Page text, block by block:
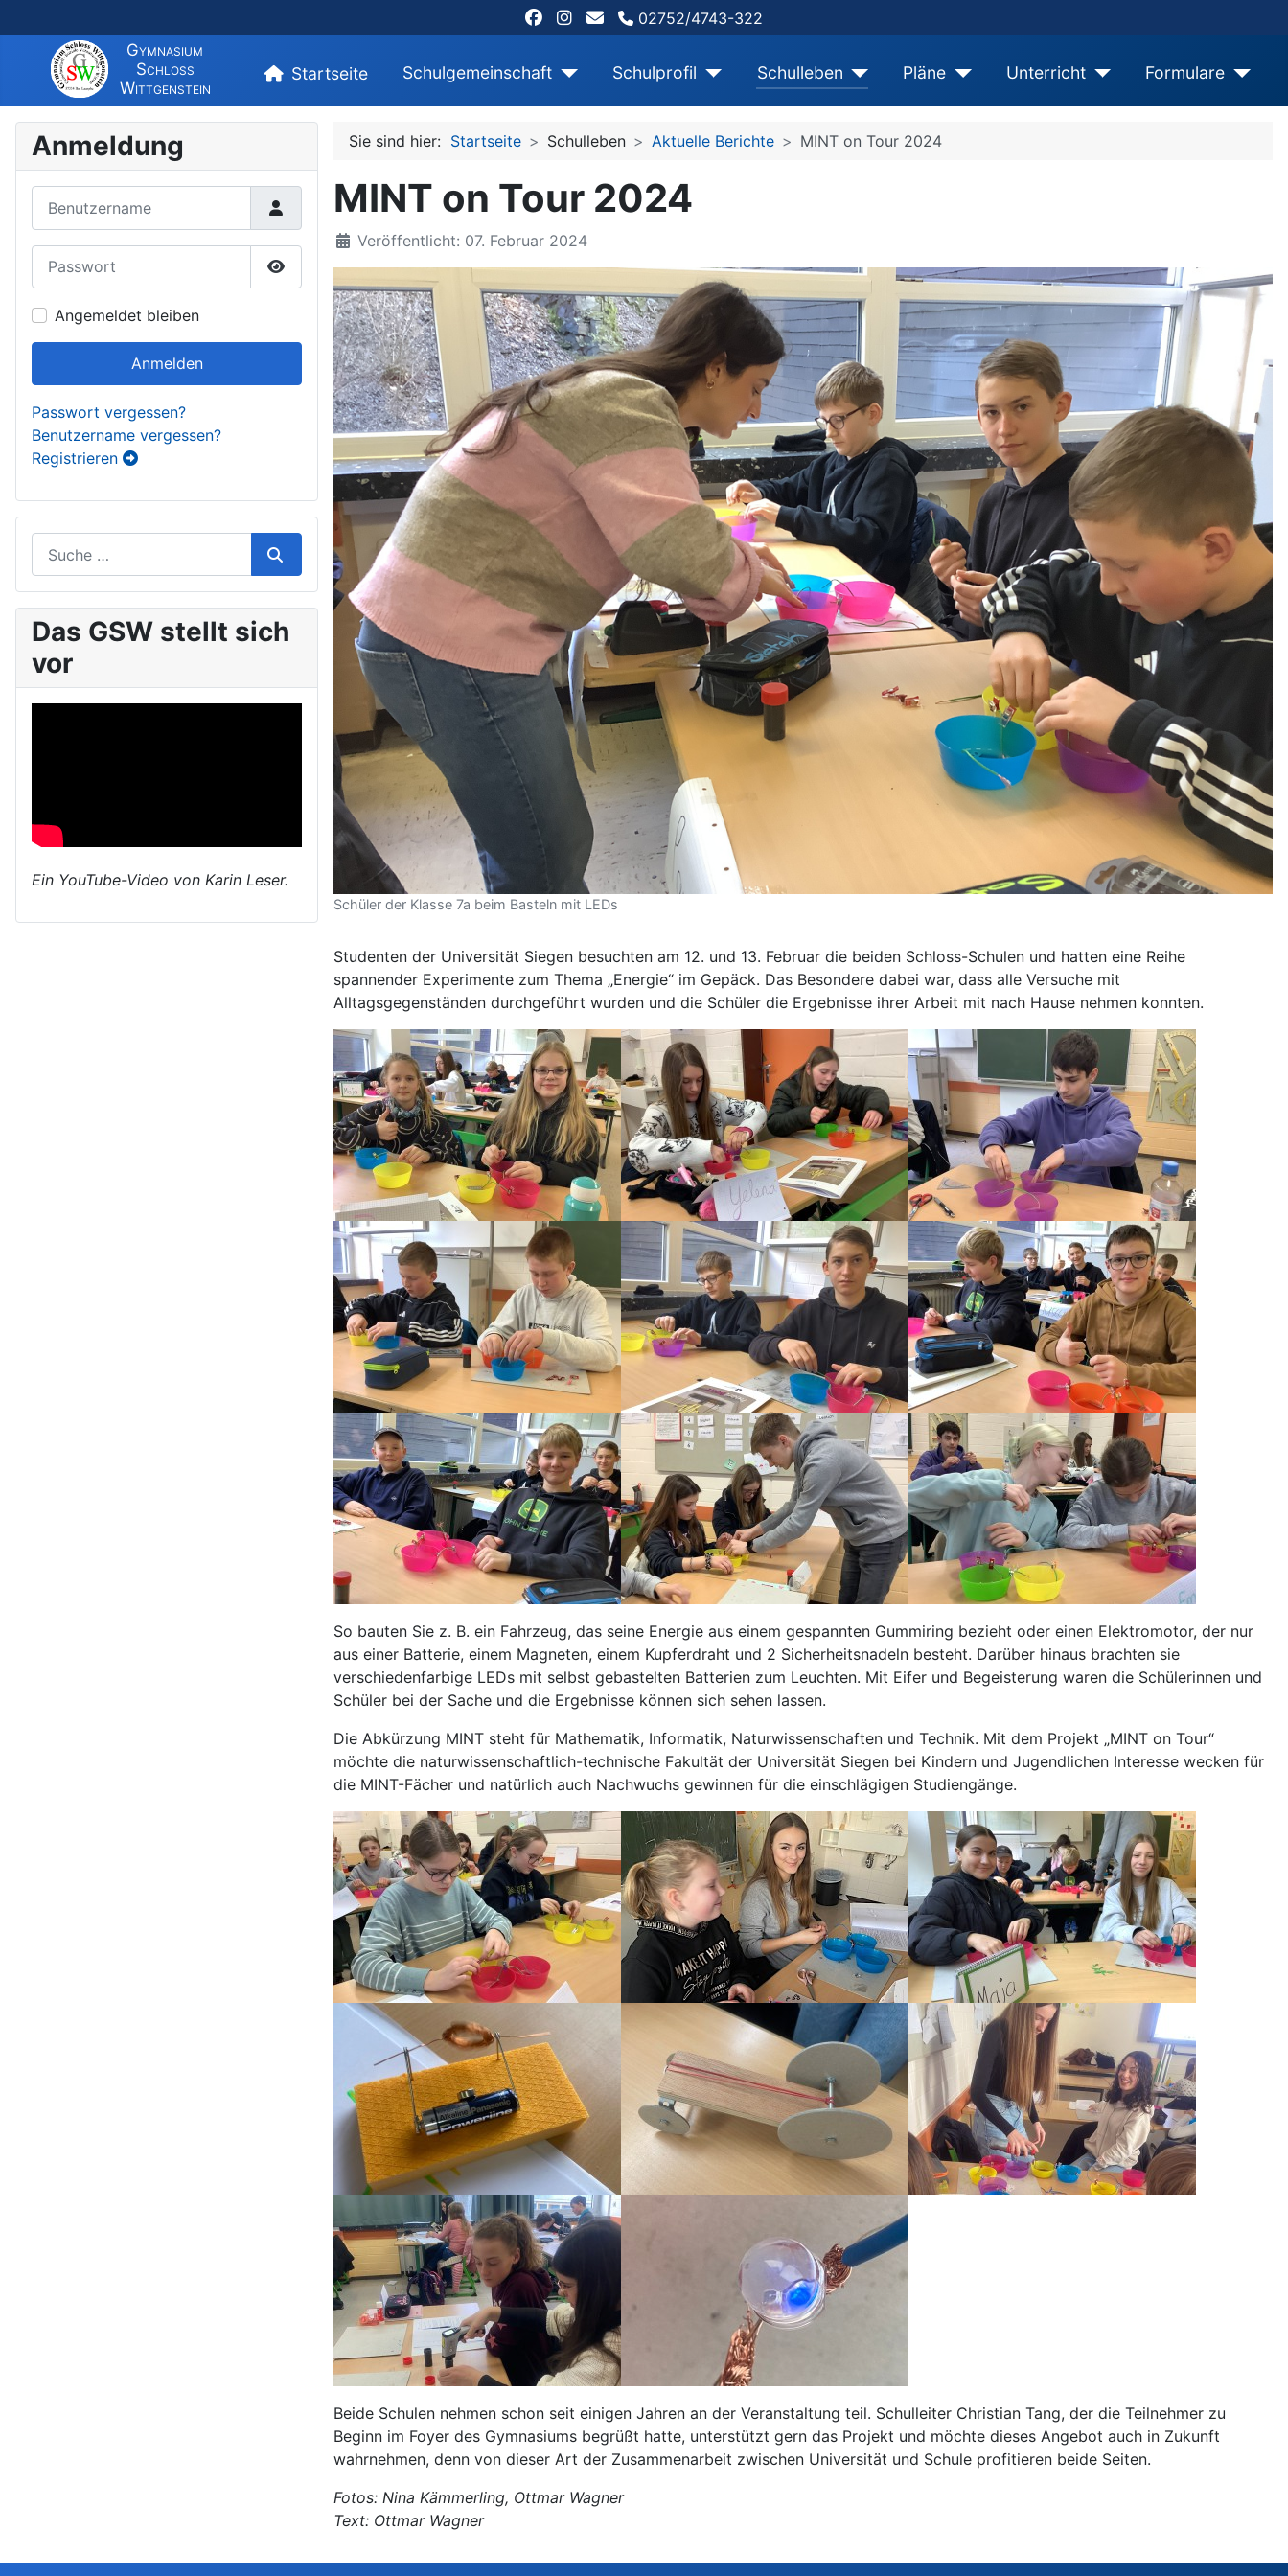
02752/4743-322
Gymnasium
Schloss
Wittgenstein
Startseite Schulgemeinschaft Schulprofil Schulleben Pläne Unterricht Formulare
Anmeldung
Passwort anzeigen
Angemeldet bleiben
Anmelden
Passwort vergessen?
Benutzername vergessen?
Registrieren
Das GSW stellt sich
vor
Ein YouTube-Video von Karin Leser.
Sie sind hier: Startseite Schulleben Aktuelle Berichte MINT on Tour 2024
MINT on Tour 2024
Veröffentlicht: 07. Februar 2024
Schüler der Klasse 7a beim Basteln mit LEDs
Studenten der Universität Siegen besuchten am 12. und 13. Februar die beiden Schloss-Schulen und hatten eine Reihe
spannender Experimente zum Thema „Energie“ im Gepäck. Das Besondere dabei war, dass alle Versuche mit
Alltagsgegenständen durchgeführt wurden und die Schüler die Ergebnisse ihrer Arbeit mit nach Hause nehmen konnten.
So bauten Sie z. B. ein Fahrzeug, das seine Energie aus einem gespannten Gummiring bezieht oder einen Elektromotor, der nur
aus einer Batterie, einem Magneten, einem Kupferdraht und 2 Sicherheitsnadeln besteht. Darüber hinaus brachten sie
verschiedenfarbige LEDs mit selbst gebastelten Batterien zum Leuchten. Mit Eifer und Begeisterung waren die Schülerinnen und
Schüler bei der Sache und die Ergebnisse können sich sehen lassen.
Die Abkürzung MINT steht für Mathematik, Informatik, Naturwissenschaften und Technik. Mit dem Projekt „MINT on Tour“
möchte die naturwissenschaftlich-technische Fakultät der Universität Siegen bei Kindern und Jugendlichen Interesse wecken für
die MINT-Fächer und natürlich auch Nachwuchs gewinnen für die einschlägigen Studiengänge.
Beide Schulen nehmen schon seit einigen Jahren an der Veranstaltung teil. Schulleiter Christian Tang, der die Teilnehmer zu
Beginn im Foyer des Gymnasiums begrüßt hatte, unterstützt gern das Projekt und möchte dieses Angebot auch in Zukunft
wahrnehmen, denn von dieser Art der Zusammenarbeit zwischen Universität und Schule profitieren beide Seiten.
Fotos: Nina Kämmerling, Ottmar Wagner
Text: Ottmar Wagner